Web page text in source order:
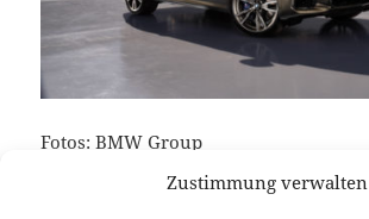
Zustimmung verwalten
Fotos: BMW Group
Keine verwandten Posts gefunden.